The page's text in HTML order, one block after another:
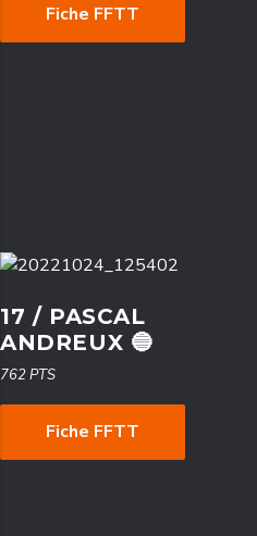
Fiche FFTT
17 / PASCAL
ANDREUX 🔵
762 PTS
Fiche FFTT